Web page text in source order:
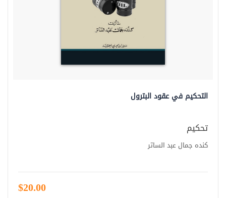
التحكيم في عقود البترول
تحكيم
كنده جمال عبد الساتر
$20.00